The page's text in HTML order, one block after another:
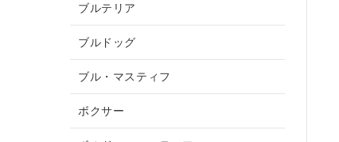
ブルテリア
ブルドッグ
ブル・マスティフ
ボクサー